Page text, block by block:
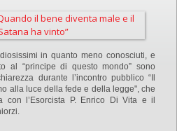
in quanto meno conosciuti, e
al “principe di questo mondo” sono
durante l’incontro pubblico “Il
alla luce della fede e della legge", che
con l’Esorcista P. Enrico Di Vita e il